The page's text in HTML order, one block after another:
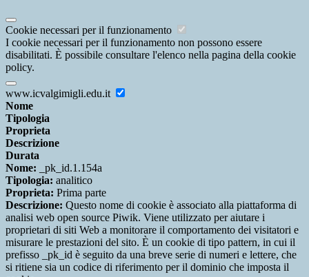
Cookie necessari per il funzionamento
I cookie necessari per il funzionamento non possono essere
disabilitati. È possibile consultare l'elenco nella pagina della cookie
policy.
www.icvalgimigli.edu.it
Nome
Tipologia
Proprieta
Descrizione
Durata
Nome: _pk_id.1.154a
Tipologia: analitico
Proprieta: Prima parte
Descrizione: Questo nome di cookie è associato alla piattaforma di
analisi web open source Piwik. Viene utilizzato per aiutare i
proprietari di siti Web a monitorare il comportamento dei visitatori e
misurare le prestazioni del sito. È un cookie di tipo pattern, in cui il
prefisso _pk_id è seguito da una breve serie di numeri e lettere, che
si ritiene sia un codice di riferimento per il dominio che imposta il